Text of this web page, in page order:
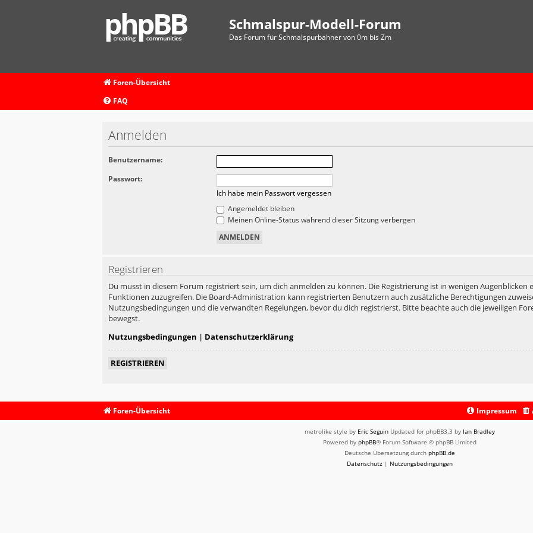
Schmalspur-Modell-Forum
Das Forum für Schmalspurbahner von 0m bis Zm
Foren-Übersicht
FAQ
Anmelden
Benutzername:
Passwort:
Ich habe mein Passwort vergessen
Angemeldet bleiben
Meinen Online-Status während dieser Sitzung verbergen
Registrieren
Du musst in diesem Forum registriert sein, um dich anmelden zu können. Die Registrierung ist in wenigen
Funktionen zuzugreifen. Die Board-Administration kann registrierten Benutzern auch zusätzliche Berechtigungen
Nutzungsbedingungen und die verwandten Regelungen, bevor du dich registrierst. Bitte beachte auch die jeweiligen
bewegst.
Nutzungsbedingungen | Datenschutzerklärung
REGISTRIEREN
Foren-Übersicht Impressum
metrolike style by Eric Seguin Updated for phpBB3.3 by Ian Bradley
Powered by phpBB® Forum Software © phpBB Limited
Deutsche Übersetzung durch phpBB.de
Datenschutz | Nutzungsbedingungen